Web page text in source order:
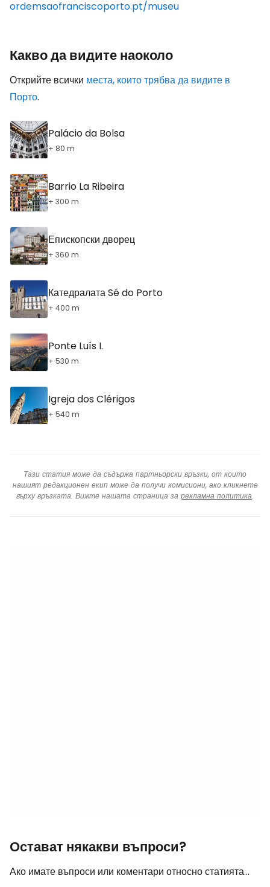
ordemsaofranciscoporto.pt/museu
Какво да видите наоколо
Открийте всички места, които трябва да видите в
Порто.
Palácio da Bolsa
+ 80 m
Barrio La Ribeira
+ 300 m
Епископски дворец
+ 360 m
Катедралата Sé do Porto
+ 400 m
Ponte Luís I.
+ 530 m
Igreja dos Clérigos
+ 540 m
Тази статия може да съдържа партньорски връзки, от които
нашият редакционен екип може да получи комисиони, ако кликнете
върху връзката. Вижте нашата страница за рекламна политика.
Остават някакви въпроси?
Ако имате въпроси или коментари относно статията...